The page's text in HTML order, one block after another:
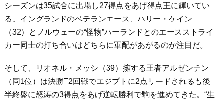
シーズンは35試合に出場し27得点をあげ得点王に輝いてい
る。イングランドのベテランエース、ハリー・ケイン
（32）とノルウェーの“怪物”ハーランドとのエースストライ
カー同士の打ち合いはどちらに軍配があがるのか注目だ。
そして、リオネル・メッシ（39）擁する王者アルゼンチン
（同1位）は決勝T2回戦でエジプトに2点リードされるも後
半終盤に怒涛の3得点をあげ逆転勝利で駒を進めてきた。“生